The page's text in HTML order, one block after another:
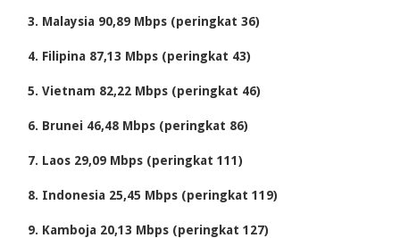
Malaysia 90,89 Mbps (peringkat 36)
Filipina 87,13 Mbps (peringkat 43)
Vietnam 82,22 Mbps (peringkat 46)
Brunei 46,48 Mbps (peringkat 86)
Laos 29,09 Mbps (peringkat 111)
Indonesia 25,45 Mbps (peringkat 119)
Kamboja 20,13 Mbps (peringkat 127)